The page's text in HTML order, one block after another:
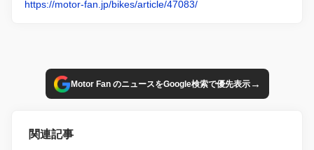
https://motor-fan.jp/bikes/article/47083/
Motor Fan のニュースをGoogle検索で優先表示→
関連記事